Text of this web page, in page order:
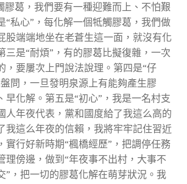
膠葛，我們要有一種迎難而上、不怕艱
“私心”，每化解一個牴觸膠葛，我們做
股端端地坐在老蒼生這一面，就沒有化
三是“耐煩”，有的膠葛比擬復雜，一次
，要屢次上門說法說理。第四是“仔
問，一旦發明泉源上有能夠產生膠
早化解。第五是“初心”，我是一名村支
人年夜代表，黨和國度給了我這么高的
我這么年夜的信賴，我將牢牢記住習近
實行好新時期“楓橋經歷”，把調停任務
理傍邊，做到“年夜事不出村，大事不
”，把一切的膠葛化解在萌芽狀況。我